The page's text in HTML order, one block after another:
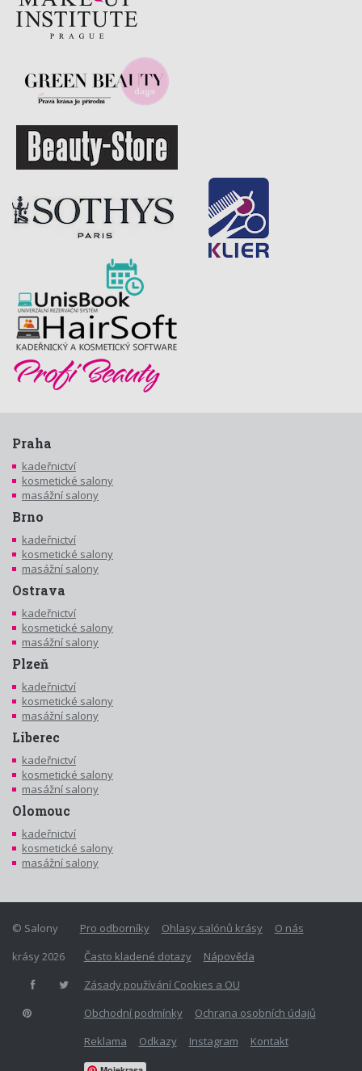
Praha
kadeřnictví
kosmetické salony
masážní salony
Brno
kadeřnictví
kosmetické salony
masážní salony
Ostrava
kadeřnictví
kosmetické salony
masážní salony
Plzeň
kadeřnictví
kosmetické salony
masážní salony
Liberec
kadeřnictví
kosmetické salony
masážní salony
Olomouc
kadeřnictví
kosmetické salony
masážní salony
Pro odborníky Ohlasy salónů krásy
O nás
Často kladené dotazy
Nápověda
Zásady používání Cookies a OU
Obchodní podmínky
Ochrana osobních údajů
Reklama
Odkazy Instagram Kontakt
© Salony
krásy 2026